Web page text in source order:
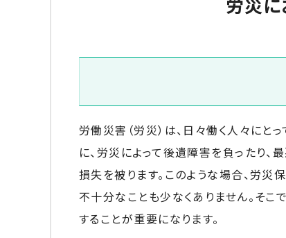
労働災害（労災）は、日々働く人々にと
に、労災によって後遺障害を負ったり
損失を被ります。このような場合、労
不十分なことも少なくありません。そ
することが重要になります。